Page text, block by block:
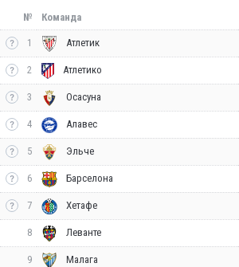
№ Команда
1 Атлетик
2 Атлетико
3 Осасуна
4 Алавес
5 Эльче
6 Барселона
7 Хетафе
8 Леванте
9 Малага